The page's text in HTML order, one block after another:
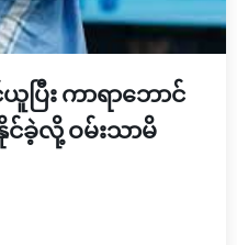
ြီး ကာရာဘောင်
လို့ ဝမ်းသာမိ